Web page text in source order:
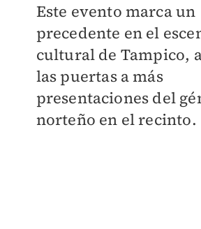
Este evento marca un
precedente en el
cultural de Tampico,
las puertas a más
presentaciones del
norteño en el recinto.